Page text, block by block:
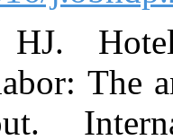
Kim HJ.